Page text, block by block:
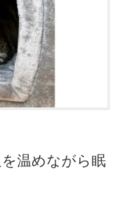
温めながら眠